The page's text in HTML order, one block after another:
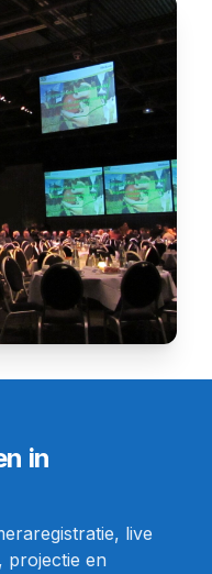
in
live
projectie en